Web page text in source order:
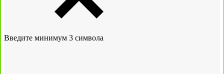
Введите минимум 3 символа